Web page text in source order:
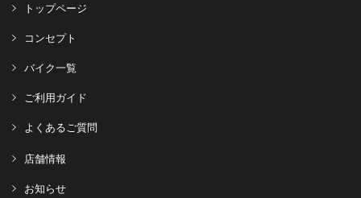
トップページ
コンセプト
バイク一覧
ご利用ガイド
よくあるご質問
店舗情報
お知らせ